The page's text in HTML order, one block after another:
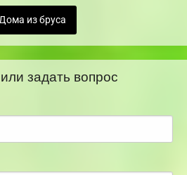
из бруса
задать вопрос